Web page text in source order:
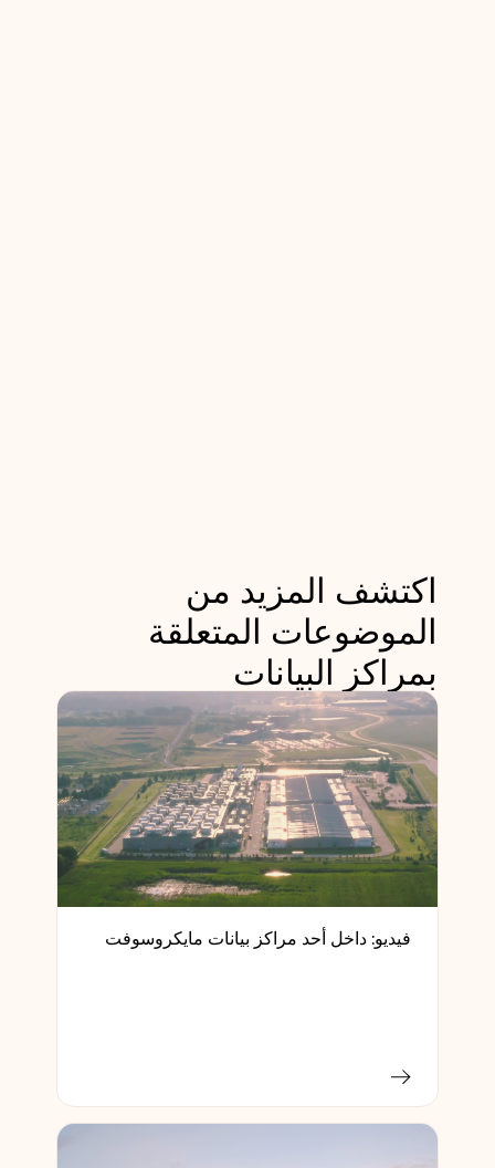
اكتشف المزيد من
الموضوعات المتعلقة
بمراكز البيانات
فيديو: داخل أحد مراكز بيانات مايكروسوفت